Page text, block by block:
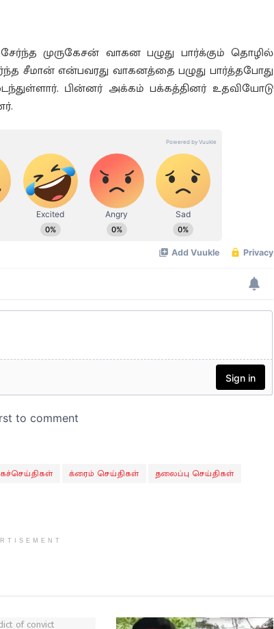
முருகேசன் வாகன பழுது பார்க்கும் தொழில்
சீமான் என்பவரது வாகனத்தை பழுது பார்த்தபோது
பின்னர் அக்கம் பக்கத்தினர் உதவியோடு
க்ரைம் செய்திகள்
தலைப்பு செய்திகள்